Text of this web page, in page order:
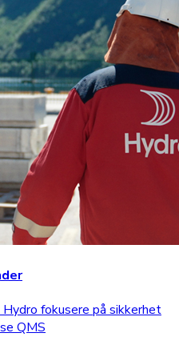
fokusere på sikkerhet
QMS